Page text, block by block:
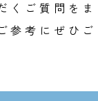
くご質問をま
参考にぜひご